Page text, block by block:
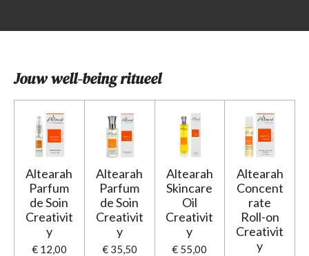
Jouw well-being ritueel
Altearah
Parfum
de Soin
Creativit
y
€ 12,00
Altearah
Parfum
de Soin
Creativit
y
€ 35,50
Altearah
Skincare
Oil
Creativit
y
€ 55,00
Altearah
Concent
rate
Roll-on
Creativit
y